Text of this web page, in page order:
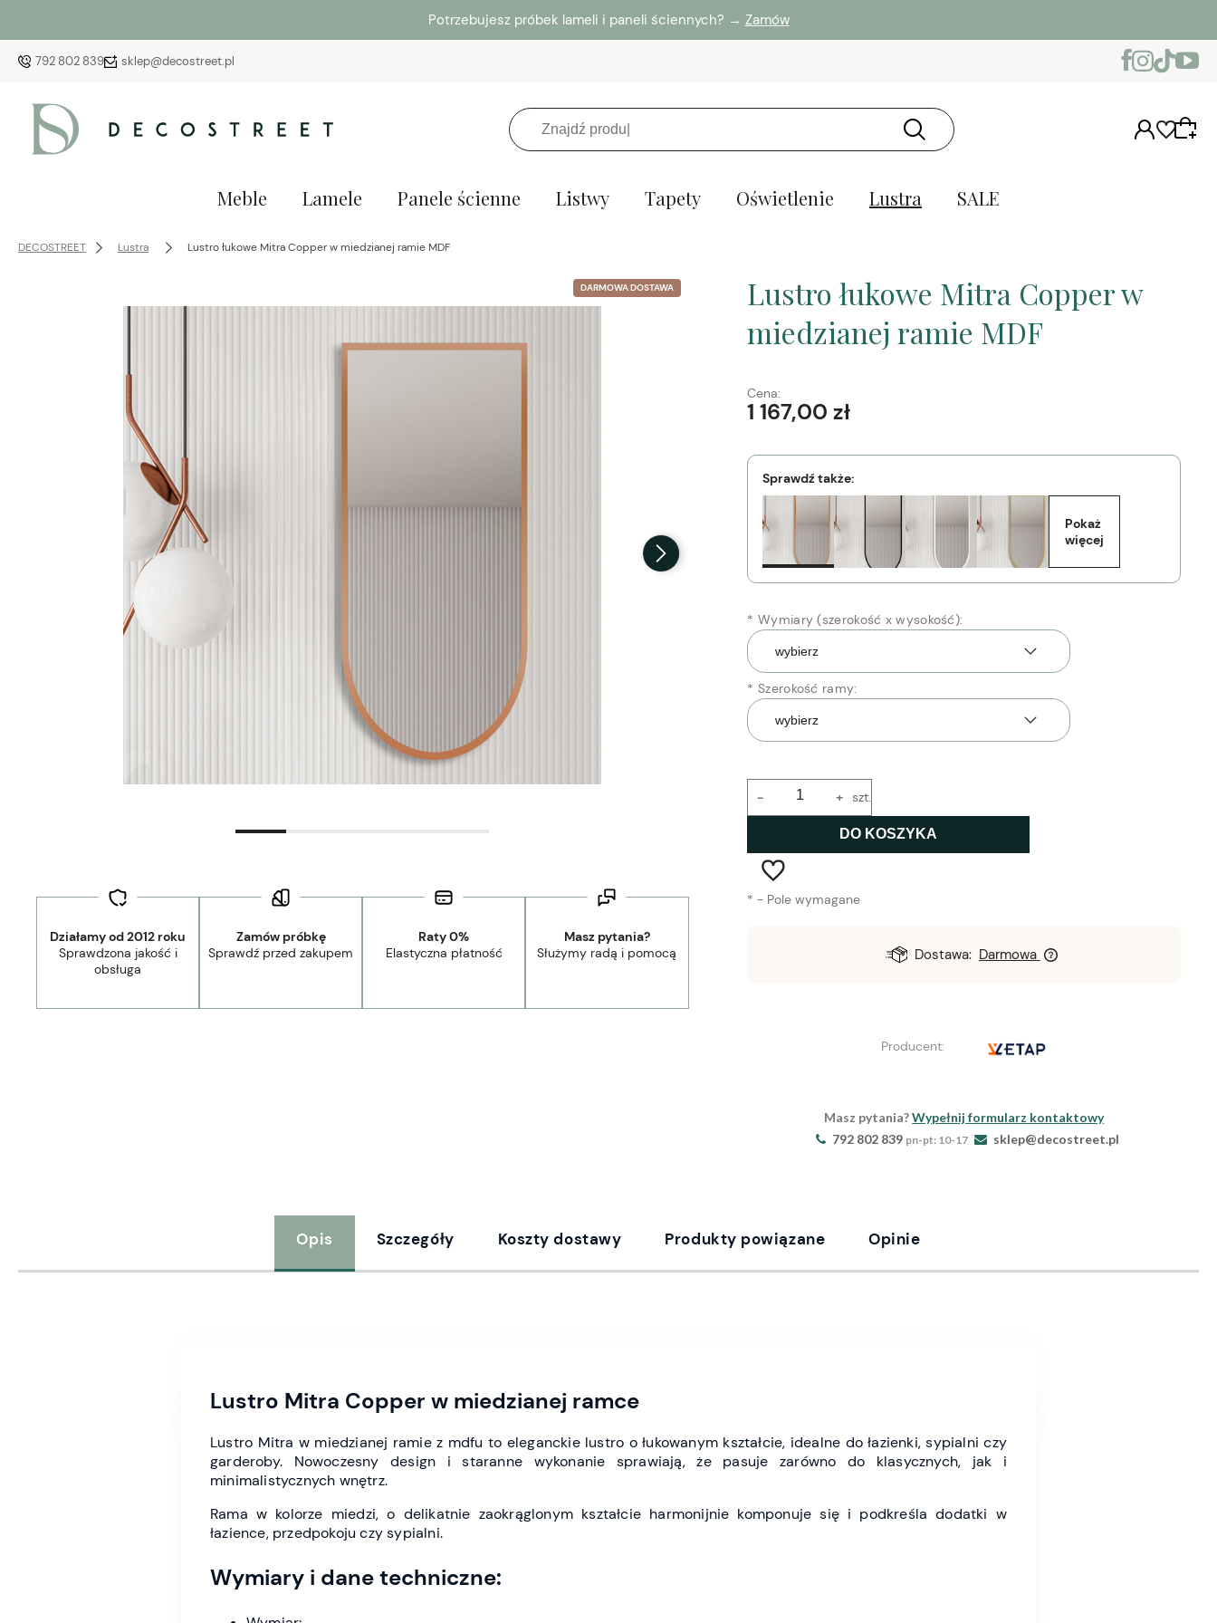
Potrzebujesz próbek lameli i paneli ściennych? → Zamów
792 802 839 sklep@decostreet.pl
Meble Lamele Panele ścienne Listwy Tapety Oświetlenie Lustra SALE
DECOSTREET Lustra Lustro łukowe Mitra Copper w miedzianej ramie MDF
DARMOWA DOSTAWA
Działamy od 2012 roku
Sprawdzona jakość i
obsługa
Zamów próbkę
Sprawdź przed zakupem
Raty 0%
Elastyczna płatność
Masz pytania?
Służymy radą i pomocą
Lustro łukowe Mitra Copper w
miedzianej ramie MDF
Cena:
1 167,00 zł
Sprawdź także:
Pokaż
więcej
* Wymiary (szerokość x wysokość):
* Szerokość ramy:
+
- szt.
DO KOSZYKA
* - Pole wymagane
Dostawa: Darmowa Wysyłka w: 1-3 tygodnie Dostawa: Darmowa
Producent:
Masz pytania?Wypełnij formularz kontaktowy
792 802 839 pn-pt: 10-17 sklep@decostreet.pl
Opis Szczegóły Koszty dostawy Produkty powiązane Opinie
Lustro Mitra Copper w miedzianej ramce
Lustro Mitra w miedzianej ramie z mdfu to eleganckie lustro o łukowanym kształcie, idealne do łazienki, sypialni czy
garderoby. Nowoczesny design i staranne wykonanie sprawiają, że pasuje zarówno do klasycznych, jak i
minimalistycznych wnętrz.
Rama w kolorze miedzi, o delikatnie zaokrąglonym kształcie harmonijnie komponuje się i podkreśla dodatki w
łazience, przedpokoju czy sypialni.
Wymiary i dane techniczne: